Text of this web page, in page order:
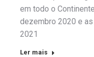
em todo o
dezembro 2020 e
2021
Ler mais